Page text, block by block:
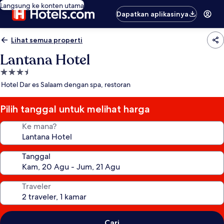
Langsung ke konten utama
Dapatkan aplikasinya
Lihat semua properti
Lantana Hotel
Properti
bintang
Hotel Dar es Salaam dengan spa, restoran
Pilih tanggal untuk melihat harga
Ke mana?
Tanggal
Traveler